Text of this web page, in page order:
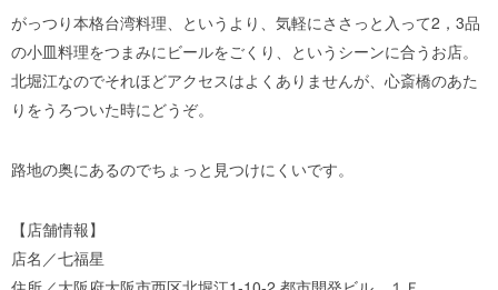
がっつり本格台湾料理、というより、気軽にささっと入って2，3品
の小皿料理をつまみにビールをごくり、というシーンに合うお店。
北堀江なのでそれほどアクセスはよくありませんが、心斎橋のあた
りをうろついた時にどうぞ。
路地の奥にあるのでちょっと見つけにくいです。
【店舗情報】
店名／七福星